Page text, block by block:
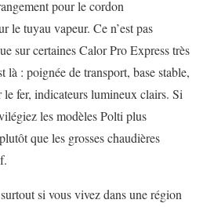
pour le cordon
le tuyau vapeur. Ce n’est pas
sur certaines Calor Pro Express très
là : poignée de transport, base stable,
le fer, indicateurs lumineux clairs. Si
les modèles Polti plus
que les grosses chaudières
si vous vivez dans une région